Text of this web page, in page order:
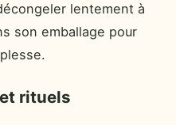
lentement à
son emballage pour
rituels